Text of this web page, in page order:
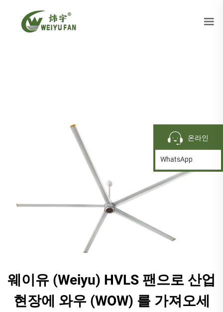
웨이유 (Weiyu) HVLS 팬으로 산업
현장에 와우 (WOW) 를 가져오세
온라인
WhatsApp